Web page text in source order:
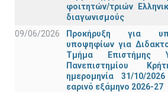
φοιτητών/τριών
διαγωνισμούς
09/06/2026
Προκήρυξη για
υποψηφίων για
Τμήμα Eπιστήμης
Πανεπιστημίου
ημερομηνία 31/10/
εαρινό εξάμηνο 2026-27